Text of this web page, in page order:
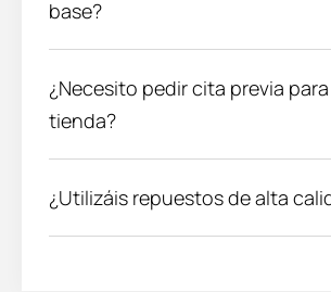
base?
¿Necesito pedir cita previa
tienda?
¿Utilizáis repuestos de alta